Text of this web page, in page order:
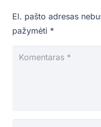
El. pašto adresas
pažymėti *